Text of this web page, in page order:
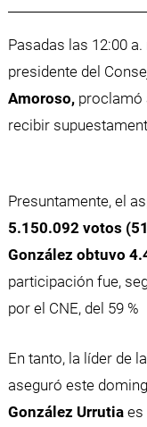
Pasadas las 12:00
presidente del
Amoroso,proclamó
recibir
Presuntamente, el
5.150.092 votos
González obtuvo
participación fue,
por el CNE, del 59 %
En tanto, la líder de
aseguró este
González Urrutiaes